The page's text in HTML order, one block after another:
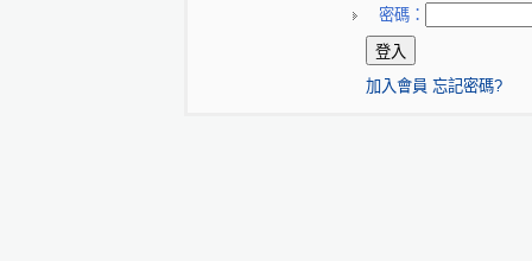
密碼：
加入會員 忘記密碼?